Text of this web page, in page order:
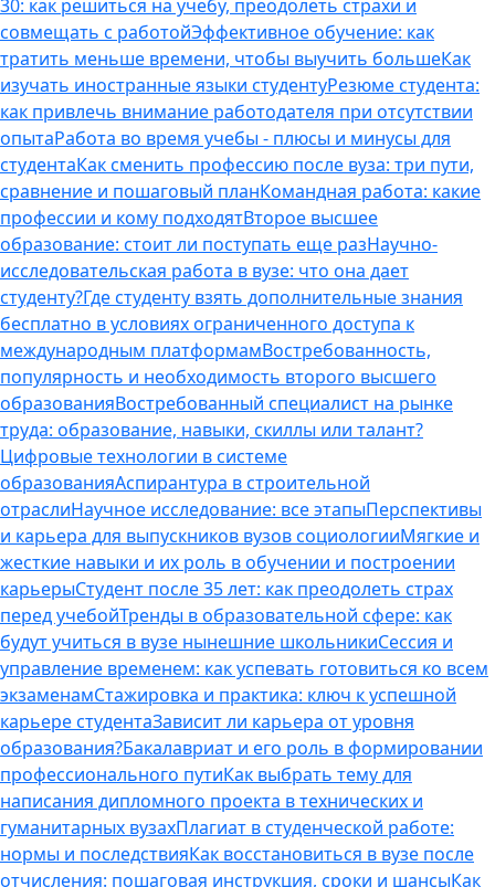
30: как решиться на учебу, преодолеть страхи и
совмещать с работойЭффективное обучение: как
тратить меньше времени, чтобы выучить большеКак
изучать иностранные языки студентуРезюме студента:
как привлечь внимание работодателя при отсутствии
опытаРабота во время учебы - плюсы и минусы для
студентаКак сменить профессию после вуза: три пути,
сравнение и пошаговый планКомандная работа: какие
профессии и кому подходятВторое высшее
образование: стоит ли поступать еще разНаучно-
исследовательская работа в вузе: что она дает
студенту?Где студенту взять дополнительные знания
бесплатно в условиях ограниченного доступа к
международным платформамВостребованность,
популярность и необходимость второго высшего
образованияВостребованный специалист на рынке
труда: образование, навыки, скиллы или талант?
Цифровые технологии в системе
образованияАспирантура в строительной
отраслиНаучное исследование: все этапыПерспективы
и карьера для выпускников вузов социологииМягкие и
жесткие навыки и их роль в обучении и построении
карьерыСтудент после 35 лет: как преодолеть страх
перед учебойТренды в образовательной сфере: как
будут учиться в вузе нынешние школьникиСессия и
управление временем: как успевать готовиться ко всем
экзаменамСтажировка и практика: ключ к успешной
карьере студентаЗависит ли карьера от уровня
образования?Бакалавриат и его роль в формировании
профессионального путиКак выбрать тему для
написания дипломного проекта в технических и
гуманитарных вузахПлагиат в студенческой работе:
нормы и последствияКак восстановиться в вузе после
отчисления: пошаговая инструкция, сроки и шансыКак